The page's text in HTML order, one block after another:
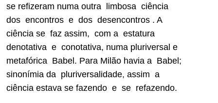
se refizeram numa outra limbosa ciência
dos encontros e dos desencontros . A
ciência se faz assim, com a estatura
denotativa e conotativa, numa pluriversal e
metafórica Babel. Para Milão havia a Babel;
sinonímia da pluriversalidade, assim a
ciência estava se fazendo e se refazendo.